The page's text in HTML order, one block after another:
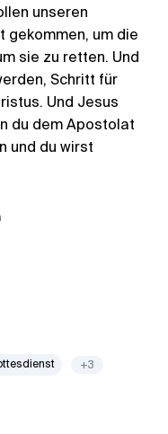
unseren
gekommen, um die
sie zu retten. Und
Schritt für
Und Jesus
du dem Apostolat
und du wirst
+3